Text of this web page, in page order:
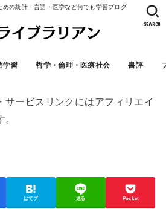
めの統計・言語・医学など何でも学習ブログ
学習 哲学・倫理・医療社会 書評
SEARCH
ービスリンクにはアフィリエイ
はてブ 送る Pocket